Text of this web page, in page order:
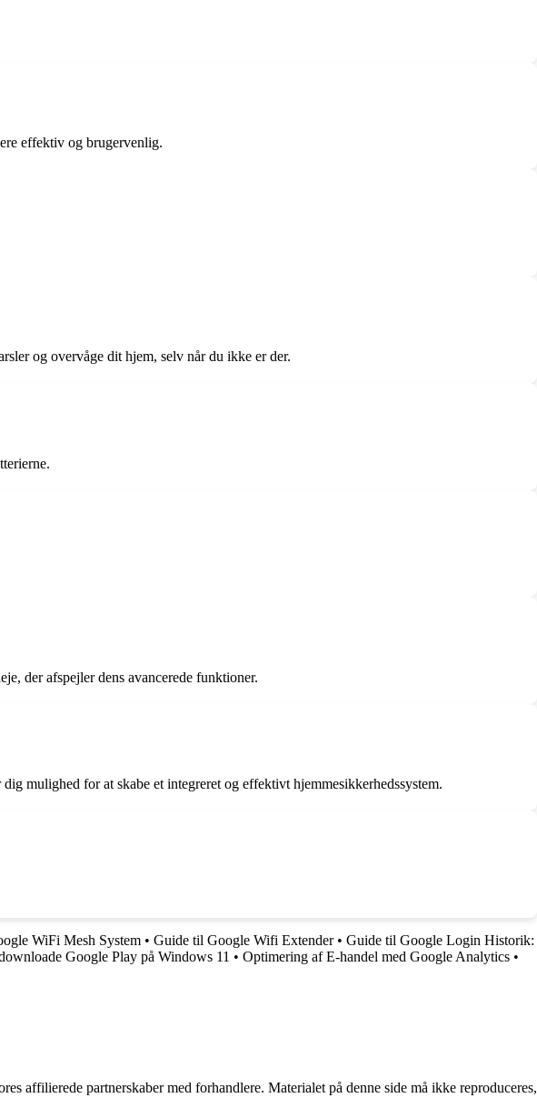
effektiv og brugervenlig.
og overvåge dit hjem, selv når du ikke er der.
der afspejler dens avancerede funktioner.
mulighed for at skabe et integreret og effektivt hjemmesikkerhedssystem.
WiFi Mesh System • Guide til Google Wifi Extender• Guide til Google Login Historik:
Google Play på Windows 11 • Optimering af E-handel med Google Analytics •
affilierede partnerskaber med forhandlere. Materialet på denne side må ikke reproduceres,